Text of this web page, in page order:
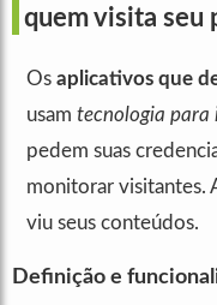
quem visita seu
Os aplicativos que
usam tecnologia para
pedem suas
monitorar visitantes.
viu seus conteúdos.
Definição e